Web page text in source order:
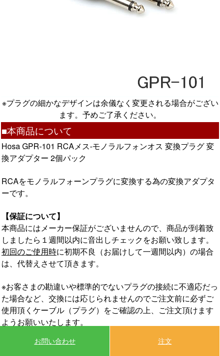
お問い合わせ 注文
※プラグの細かなデザインは余儀なく変更される場合がござい
ます。予めご了承ください。
■本商品について
Hosa GPR-101 RCAメス-モノラルフォンオス 変換プラグ 変
換アダプター 2個パック
RCAをモノラルフォーンプラグに変換する為の変換アダプタ
ーです。
【保証について】
本商品にはメーカー保証がございませんので、商品が到着致
しましたら１週間以内に音出しチェックをお願い致します。
初回のご使用時に初期不良（お届けして一週間以内）の場合
は、代替えさせて頂きます。
※お客さまの勘違いや標準的でないプラグの接続に不適応だっ
た場合など、交換には応じられませんのでご注文前に必ずご
使用頂くケーブル（プラグ）をご確認の上、ご注文頂けます
ようお願いいたします。